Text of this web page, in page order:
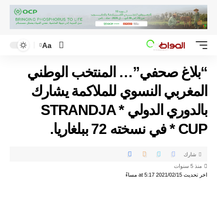
Aa
“بلاغ صحفي”… المنتخب الوطني
المغربي النسوي للملاكمة يشارك
بالدوري الدولي * STRANDJA
CUP * في نسخته 72 ببلغاريا.
اخر تحديث 2021/02/15 at 5:17 مساءً
منذ 5 سنوات
شارك